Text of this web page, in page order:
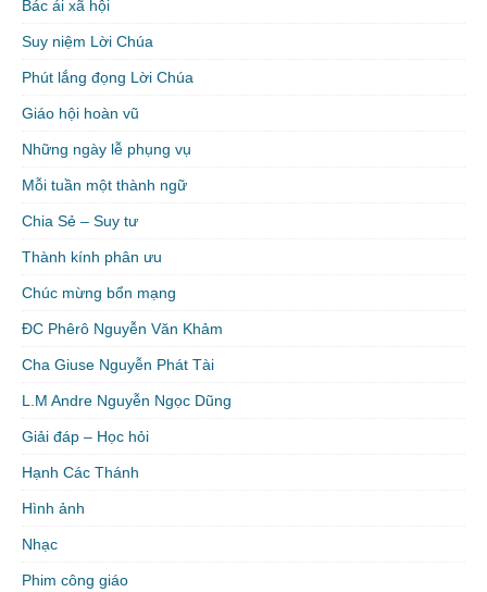
Bác ái xã hội
Suy niệm Lời Chúa
Phút lắng đọng Lời Chúa
Giáo hội hoàn vũ
Những ngày lễ phụng vụ
Mỗi tuần một thành ngữ
Chia Sẻ – Suy tư
Thành kính phân ưu
Chúc mừng bổn mạng
ĐC Phêrô Nguyễn Văn Khảm
Cha Giuse Nguyễn Phát Tài
L.M Andre Nguyễn Ngọc Dũng
Giải đáp – Học hỏi
Hạnh Các Thánh
Hình ảnh
Nhạc
Phim công giáo